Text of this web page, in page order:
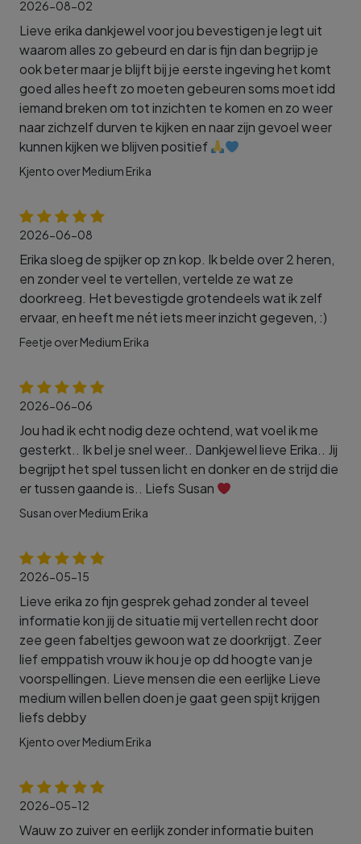
2026-08-02
Lieve erika dankjewel voor jou bevestigen je legt uit
waarom alles zo gebeurd en dar is fijn dan begrijp je
ook beter maar je blijft bij je eerste ingeving het komt
goed alles heeft zo moeten gebeuren soms moet idd
iemand breken om tot inzichten te komen en zo weer
naar zichzelf durven te kijken en naar zijn gevoel weer
kunnen kijken we blijven positief
Kjento over Medium Erika
2026-06-08
Erika sloeg de spijker op zn kop. Ik belde over 2 heren,
en zonder veel te vertellen, vertelde ze wat ze
doorkreeg. Het bevestigde grotendeels wat ik zelf
ervaar, en heeft me nét iets meer inzicht gegeven, :)
Feetje over Medium Erika
2026-06-06
Jou had ik echt nodig deze ochtend, wat voel ik me
gesterkt.. Ik bel je snel weer.. Dankjewel lieve Erika.. Jij
begrijpt het spel tussen licht en donker en de strijd die
er tussen gaande is.. Liefs Susan
Susan over Medium Erika
2026-05-15
Lieve erika zo fijn gesprek gehad zonder al teveel
informatie kon jij de situatie mij vertellen recht door
zee geen fabeltjes gewoon wat ze doorkrijgt. Zeer
lief emppatish vrouw ik hou je op dd hoogte van je
voorspellingen. Lieve mensen die een eerlijke Lieve
medium willen bellen doen je gaat geen spijt krijgen
liefs debby
Kjento over Medium Erika
2026-05-12
Wauw zo zuiver en eerlijk zonder informatie buiten